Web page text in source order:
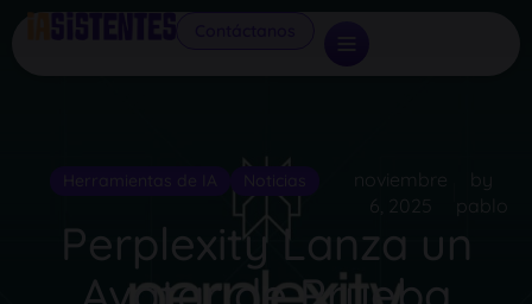
noviembre
6, 2025
pablo
Perplexity Lanza un